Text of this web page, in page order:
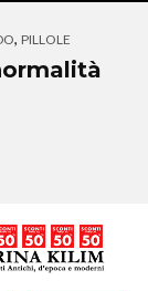
, PILLOLE